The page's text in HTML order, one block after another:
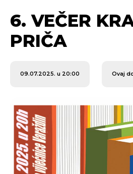
6. VEČER
PRIČA
09.07.2025. u 20:00 Ovaj